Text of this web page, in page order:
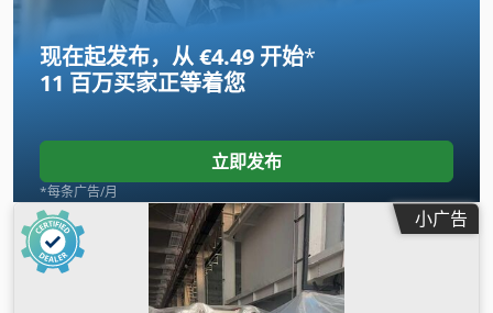
现在起发布，从 €4.49 开始*
11 百万买家正等着您
立即发布
*每条广告/月
小广告